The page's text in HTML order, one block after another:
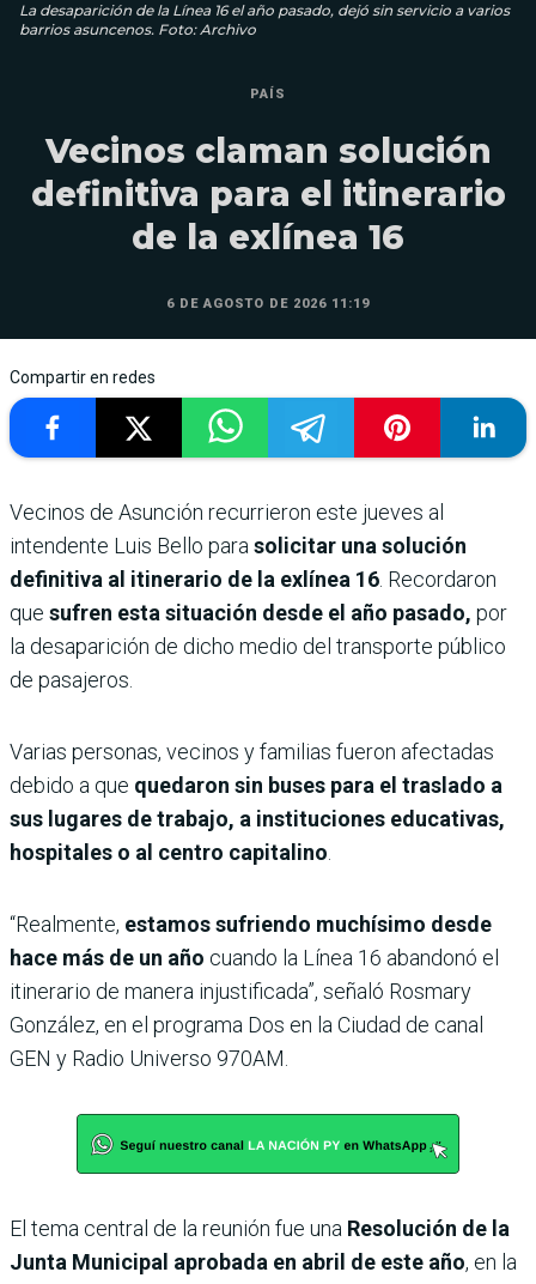
La desaparición de la Línea 16 el año pasado, dejó sin servicio a varios
barrios asuncenos. Foto: Archivo
PAÍS
Vecinos claman solución
definitiva para el itinerario
de la exlínea 16
6 DE AGOSTO DE 2026 11:19
Compartir en redes
Vecinos de Asunción recurrieron este jueves al
intendente Luis Bello para solicitar una solución
definitiva al itinerario de la exlínea 16 . Recordaron
que sufren esta situación desde el año pasado, por
la desaparición de dicho medio del transporte público
de pasajeros.
Varias personas, vecinos y familias fueron afectadas
debido a que quedaron sin buses para el traslado a
sus lugares de trabajo, a instituciones educativas,
hospitales o al centro capitalino
“Realmente, estamos sufriendo muchísimo desde
hace más de un año cuando la Línea 16 abandonó el
itinerario de manera injustificada”, señaló Rosmary
González, en el programa Dos en la Ciudad de canal
GEN y Radio Universo 970AM.
El tema central de la reunión fue una Resolución de la
Junta Municipal aprobada en abril de este año, en la